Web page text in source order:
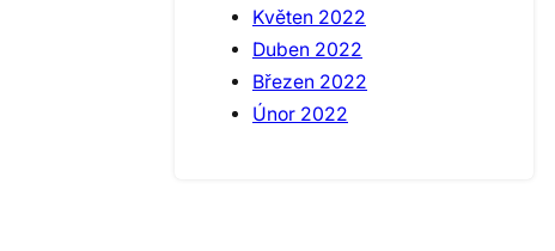
Květen 2022
Duben 2022
Březen 2022
Únor 2022